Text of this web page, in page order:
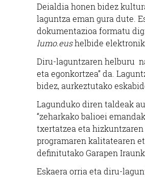
Deialdia honen bidez
laguntza eman gura dute.
dokumentazioa formatu
lumo.eushelbide
Diru-laguntzaren helburu
eta egonkortzea” da.
bidez, aurkeztutako
Lagunduko diren taldeak
“zeharkako balioei
txertatzea eta
programaren kalitatearen
definitutako Garapen
Eskaera orria eta diru-